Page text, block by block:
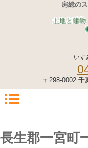
房総の
いす
〒298-0002 千
長生郡一宮町